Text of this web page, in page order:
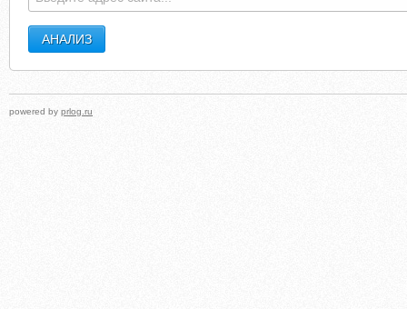
powered by prlog.ru